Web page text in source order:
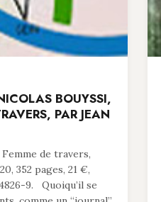
BOUYSSI,
PAR JEAN
de travers,
352 pages, 21 €,
9. Quoiqu’il se